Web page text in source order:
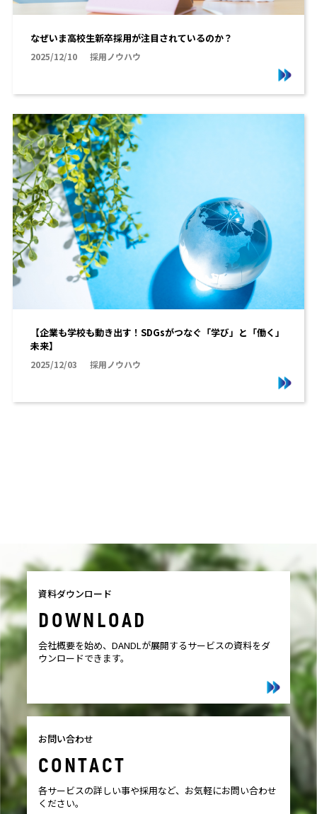
なぜいま高校生新卒採用が注目されているのか？
2025/12/10 採用ノウハウ
【企業も学校も動き出す！SDGsがつなぐ「学び」と「働く」
未来】
2025/12/03 採用ノウハウ
資料ダウンロード
DOWNLOAD
会社概要を始め、DANDLが展開するサービスの資料をダ
ウンロードできます。
お問い合わせ
CONTACT
各サービスの詳しい事や採用など、お気軽にお問い合わせ
ください。